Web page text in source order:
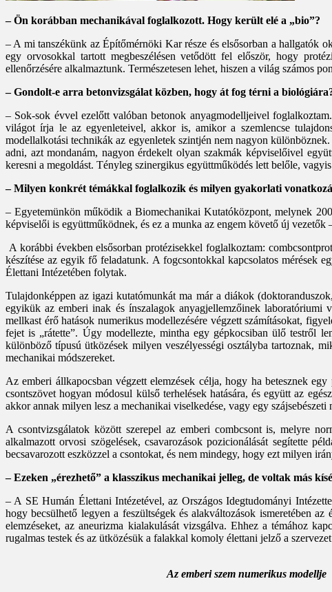
– Ön korábban mechanikával foglalkozott. Hogy került elé a „bio”?
– A mi tanszékünk az Építőmérnöki Kar része és elsősorban a hallgatók
egy orvosokkal tartott megbeszélésen vetődött fel először, hogy
ellenőrzésére alkalmaztunk. Természetesen lehet, hiszen a világ számos
– Gondolt-e arra betonvizsgálat közben, hogy át fog térni a
– Sok-sok évvel ezelőtt valóban betonok anyagmodelljeivel
világot írja le az egyenleteivel, akkor is, amikor a szemlencse
modellalkotási technikák az egyenletek szintjén nem nagyon
adni, azt mondanám, nagyon érdekelt olyan szakmák képviselőivel
keresni a megoldást. Tényleg szinergikus együttműködés lett belőle,
– Milyen konkrét témákkal foglalkozik és milyen gyakorlati
– Egyetemünkön működik a Bio­mechanikai Kutatóközpont, melynek
képviselői is együttműködnek, és ez a munka az engem követő új
A korábbi években elsősorban protézisekkel foglalkoztam:
készítése az egyik fő feladatunk. A fogcsontokkal kapcsolatos mérések
Élettani Intézetében folytak.
Tulajdonképpen az igazi kutatómunkát ma már a diákok
egyikük az emberi inak és ínszalagok anyagjellemzőinek laboratóriumi
mellkast érő hatások numerikus modellezésére végzett számításokat,
fejet is „rátette”. Úgy modellezte, mintha egy gépkocsiban ülő testről
különböző típusú ütközések milyen veszélyességi osztályba tartoznak,
mechanikai módszereket.
Az emberi állkapocsban végzett elemzések célja, hogy ha betesznek
csontszövet hogyan módosul külső terhelések hatására, és együtt az
akkor annak milyen lesz a mechanikai viselkedése, vagy egy
A csontvizsgálatok között szerepel az emberi combcsont is, melyre
alkalmazott orvosi szögelések, csavarozások pozicionálását segítette
becsavarozott eszközzel a csontokat, és nem mindegy, hogy ezt milyen
– Ezeken „érezhető” a klasszikus mechanikai jelleg, de voltak más
– A SE Humán Élettani Intézetével, az Országos Idegtudományi
hogy becsülhető legyen a feszültségek és alakváltozások ismeretében
elemzéseket, az aneurizma kialakulását vizsgálva. Ehhez a témához
rugalmas testek és az ütközésük a falakkal komoly élettani jelző a
Az emberi szem numerikus modellje